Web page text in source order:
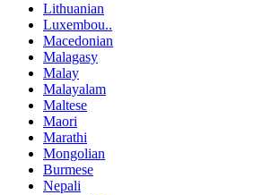
Lithuanian
Luxembou..
Macedonian
Malagasy
Malay
Malayalam
Maltese
Maori
Marathi
Mongolian
Burmese
Nepali